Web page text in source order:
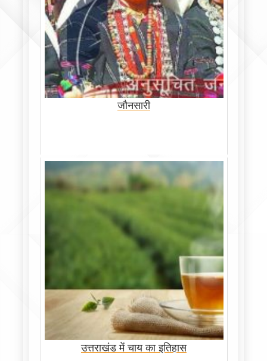
जौनसारी
उत्तराखंड में चाय का इतिहास